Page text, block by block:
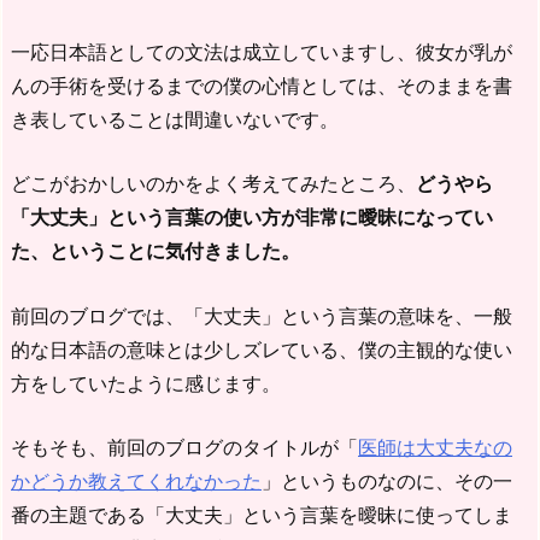
一応日本語としての文法は成立していますし、彼女が乳が
んの手術を受けるまでの僕の心情としては、そのままを書
き表していることは間違いないです。
どこがおかしいのかをよく考えてみたところ、 どうやら
「大丈夫」という言葉の使い方が非常に曖昧になってい
た、ということに気付きました。
前回のブログでは、「大丈夫」という言葉の意味を、一般
的な日本語の意味とは少しズレている、僕の主観的な使い
方をしていたように感じます。
そもそも、前回のブログのタイトルが「医師は大丈夫なの
かどうか教えてくれなかった 」というものなのに、その一
番の主題である「大丈夫」という言葉を曖昧に使ってしま